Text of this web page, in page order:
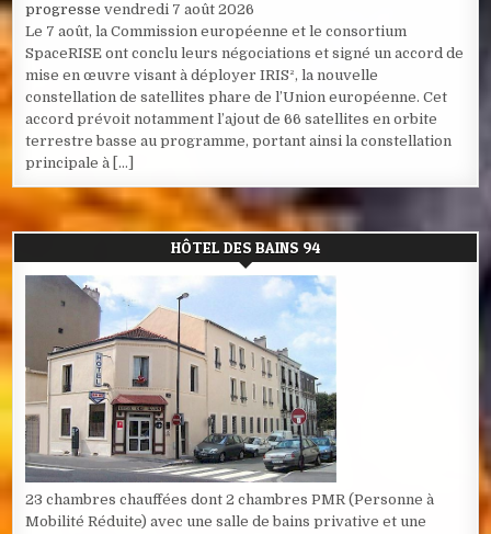
progresse vendredi 7 août 2026
Le 7 août, la Commission européenne et le consortium
SpaceRISE ont conclu leurs négociations et signé un accord de
mise en œuvre visant à déployer IRIS², la nouvelle
constellation de satellites phare de l’Union européenne. Cet
accord prévoit notamment l’ajout de 66 satellites en orbite
terrestre basse au programme, portant ainsi la constellation
principale à […]
HÔTEL DES BAINS 94
23 chambres chauffées dont 2 chambres PMR (Personne à
Mobilité Réduite) avec une salle de bains privative et une